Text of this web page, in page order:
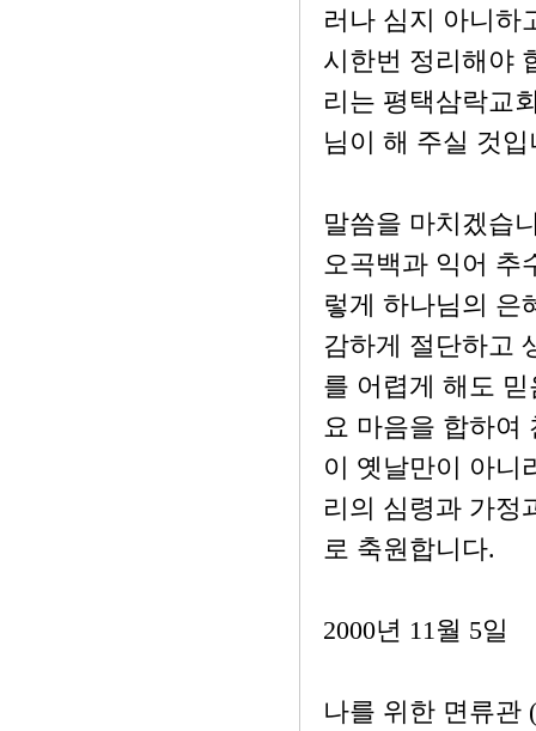
러나 심지 아니하
시한번 정리해야
리는 평택삼락교
님이 해 주실 것입
말씀을 마치겠습
오곡백과 익어 추
렇게 하나님의 은
감하게 절단하고
를 어렵게 해도
요 마음을 합하여
이 옛날만이 아니
리의 심령과 가정
로 축원합니다.
2000년 11월 5일
나를 위한 면류관